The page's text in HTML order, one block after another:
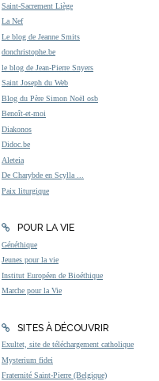
Saint-Sacrement Liège
La Nef
Le blog de Jeanne Smits
donchristophe.be
le blog de Jean-Pierre Snyers
Saint Joseph du Web
Blog du Père Simon Noël osb
Benoît-et-moi
Diakonos
Didoc.be
Aleteia
De Charybde en Scylla ...
Paix liturgique
POUR LA VIE
Généthique
Jeunes pour la vie
Institut Européen de Bioéthique
Marche pour la Vie
SITES À DÉCOUVRIR
Exultet, site de téléchargement catholique
Mysterium fidei
Fraternité Saint-Pierre (Belgique)